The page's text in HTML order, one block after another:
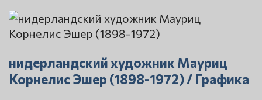
нидерландский художник Мауриц
Корнелис Эшер (1898-1972) / Графика